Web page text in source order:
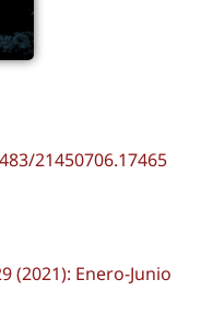
21450706.17465
(2021): Enero-Junio